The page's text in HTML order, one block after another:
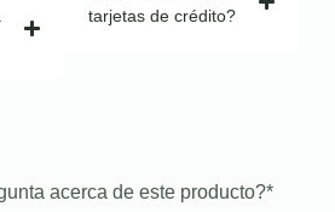
tarjetas de crédito?
acerca de este producto?*